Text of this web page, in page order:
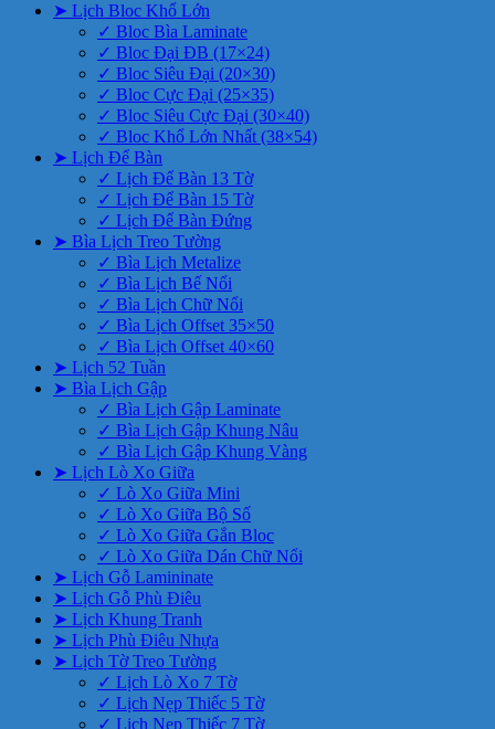
➤ Lịch Bloc Khổ Lớn
✓ Bloc Bìa Laminate
✓ Bloc Đại ĐB (17×24)
✓ Bloc Siêu Đại (20×30)
✓ Bloc Cực Đại (25×35)
✓ Bloc Siêu Cực Đại (30×40)
✓ Bloc Khổ Lớn Nhất (38×54)
➤ Lịch Để Bàn
✓ Lịch Để Bàn 13 Tờ
✓ Lịch Để Bàn 15 Tờ
✓ Lịch Để Bàn Đứng
➤ Bìa Lịch Treo Tường
✓ Bìa Lịch Metalize
✓ Bìa Lịch Bế Nổi
✓ Bìa Lịch Chữ Nổi
✓ Bìa Lịch Offset 35×50
✓ Bìa Lịch Offset 40×60
➤ Lịch 52 Tuần
➤ Bìa Lịch Gập
✓ Bìa Lịch Gập Laminate
✓ Bìa Lịch Gập Khung Nâu
✓ Bìa Lịch Gập Khung Vàng
➤ Lịch Lò Xo Giữa
✓ Lò Xo Giữa Mini
✓ Lò Xo Giữa Bộ Số
✓ Lò Xo Giữa Gắn Bloc
✓ Lò Xo Giữa Dán Chữ Nổi
➤ Lịch Gỗ Lamininate
➤ Lịch Gỗ Phù Điêu
➤ Lịch Khung Tranh
➤ Lịch Phù Điêu Nhựa
➤ Lịch Tờ Treo Tường
✓ Lịch Lò Xo 7 Tờ
✓ Lịch Nẹp Thiếc 5 Tờ
✓ Lịch Nẹp Thiếc 7 Tờ